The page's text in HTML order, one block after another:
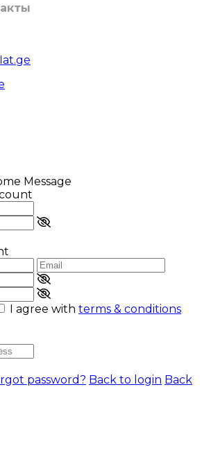
Message
I agree with terms & conditions
password? Back to login Back